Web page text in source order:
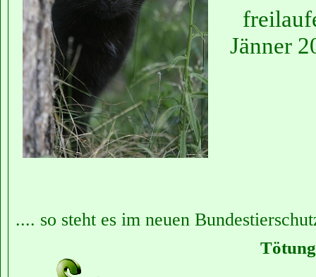
Jänner
.... so steht es im neuen